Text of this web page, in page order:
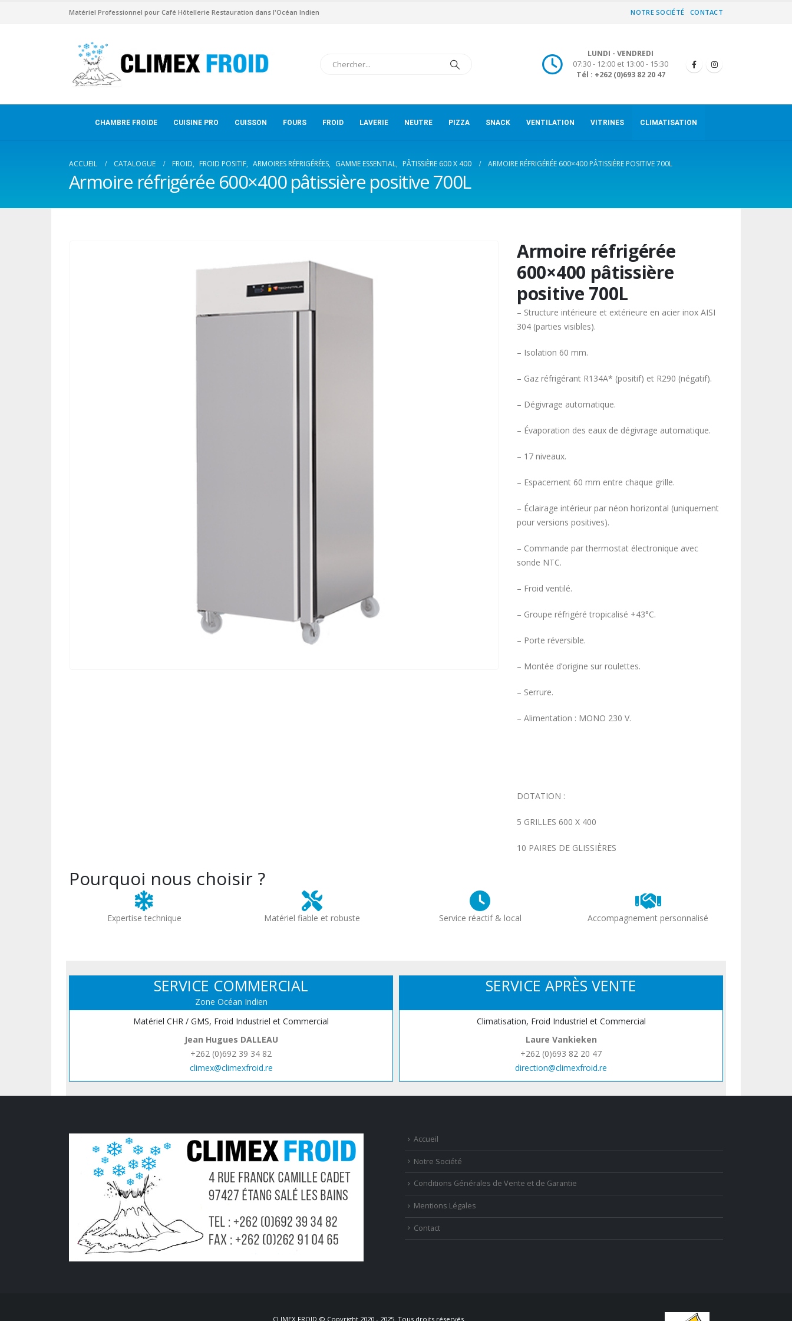
Matériel Professionnel pour Café Hôtellerie Restauration dans l'Océan Indien NOTRE SOCIÉTÉ CONTACT
LUNDI - VENDREDI
07:30 - 12:00 et 13:00 - 15:30
Tél : +262 (0)693 82 20 47
CHAMBRE FROIDE CUISINE PRO CUISSON FOURS FROID LAVERIE NEUTRE PIZZA SNACK VENTILATION VITRINES CLIMATISATION
ACCUEIL CATALOGUE FROID, FROID POSITIF, ARMOIRES RÉFRIGÉRÉES, GAMME ESSENTIAL, PÂTISSIÈRE 600 X 400 ARMOIRE RÉFRIGÉRÉE 600×400 PÂTISSIÈRE POSITIVE 700L
Armoire réfrigérée 600×400 pâtissière positive 700L
Armoire réfrigérée
600×400 pâtissière
positive 700L
– Structure intérieure et extérieure en acier inox AISI
304 (parties visibles).
– Isolation 60 mm.
– Gaz réfrigérant R134A* (positif) et R290 (négatif).
– Dégivrage automatique.
– Évaporation des eaux de dégivrage automatique.
– 17 niveaux.
– Espacement 60 mm entre chaque grille.
– Éclairage intérieur par néon horizontal (uniquement
pour versions positives).
– Commande par thermostat électronique avec
sonde NTC.
– Froid ventilé.
– Groupe réfrigéré tropicalisé +43°C.
– Porte réversible.
– Montée d’origine sur roulettes.
– Serrure.
– Alimentation : MONO 230 V.
DOTATION :
5 GRILLES 600 X 400
10 PAIRES DE GLISSIÈRES
Pourquoi nous choisir ?
Expertise technique Matériel fiable et robuste Service réactif & local Accompagnement personnalisé
SERVICE COMMERCIAL
Zone Océan Indien
Matériel CHR / GMS, Froid Industriel et Commercial
Jean Hugues DALLEAU
+262 (0)692 39 34 82
climex@climexfroid.re
SERVICE APRÈS VENTE
Climatisation, Froid Industriel et Commercial
Laure Vankieken
+262 (0)693 82 20 47
direction@climexfroid.re
Accueil
Notre Société
Conditions Générales de Vente et de Garantie
Mentions Légales
Contact
CLIMEX FROID © Copyright 2020 - 2025. Tous droits réservés.